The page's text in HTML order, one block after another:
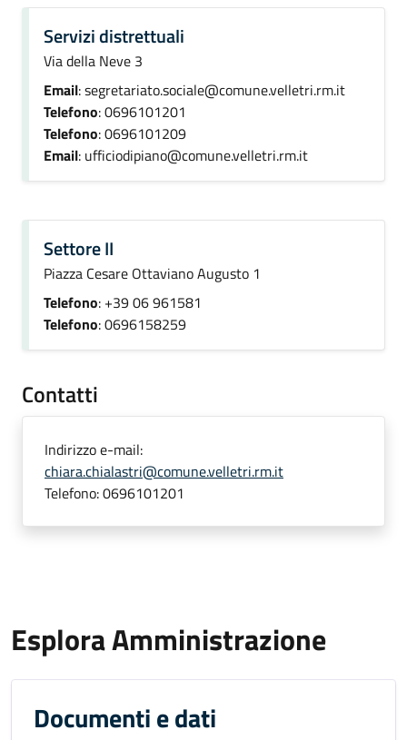
Servizi distrettuali
Via della Neve 3
Email: segretariato.sociale@comune.velletri.rm.it
Telefono: 0696101201
Telefono: 0696101209
Email: ufficiodipiano@comune.velletri.rm.it
Settore II
Piazza Cesare Ottaviano Augusto 1
Telefono: +39 06 961581
Telefono: 0696158259
Contatti
Indirizzo e-mail:
chiara.chialastri@comune.velletri.rm.it
Telefono:0696101201
Esplora Amministrazione
Documenti e dati